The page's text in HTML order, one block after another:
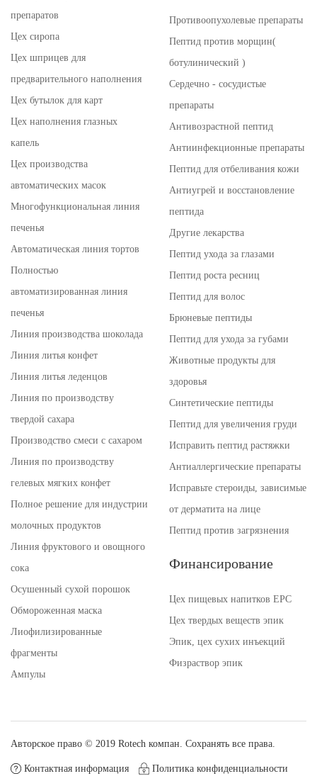
препаратов
Цех сиропа
Цех шприцев для
предварительного наполнения
Цех бутылок для карт
Цех наполнения глазных
капель
Цех производства
автоматических масок
Многофункциональная линия
печенья
Автоматическая линия тортов
Полностью
автоматизированная линия
печенья
Линия производства шоколада
Линия литья конфет
Линия литья леденцов
Линия по производству
твердой сахара
Производство смеси с сахаром
Линия по производству
гелевых мягких конфет
Полное решение для индустрии
молочных продуктов
Линия фруктового и овощного
сока
Осушенный сухой порошок
Обмороженная маска
Лиофилизированные
фрагменты
Ампулы
Противоопухолевые препараты
Пептид против морщин(
ботулинический )
Сердечно - сосудистые
препараты
Антивозрастной пептид
Антиинфекционные препараты
Пептид для отбеливания кожи
Антиугрей и восстановление
пептида
Другие лекарства
Пептид ухода за глазами
Пептид роста ресниц
Пептид для волос
Брюневые пептиды
Пептид для ухода за губами
Животные продукты для
здоровья
Синтетические пептиды
Пептид для увеличения груди
Исправить пептид растяжки
Антиаллергические препараты
Исправьте стероиды, зависимые
от дерматита на лице
Пептид против загрязнения
Финансирование
Цех пищевых напитков EPC
Цех твердых веществ эпик
Эпик, цех сухих инъекций
Физраствор эпик
Авторское право © 2019 Rotech компан. Сохранять все права.
Контактная информация Политика конфиденциальности